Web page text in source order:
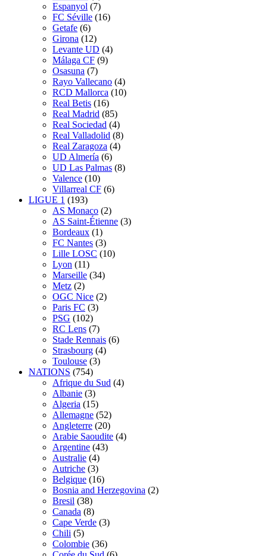
Espanyol (7)
FC Séville (16)
Getafe (6)
Girona (12)
Levante UD (4)
Málaga CF (9)
Osasuna (7)
Rayo Vallecano (4)
RCD Mallorca (10)
Real Betis (16)
Real Madrid (85)
Real Sociedad (4)
Real Valladolid (8)
Real Zaragoza (4)
UD Almería (6)
UD Las Palmas (8)
Valence (10)
Villarreal CF (6)
LIGUE 1 (193)
AS Monaco (2)
AS Saint-Étienne (3)
Bordeaux (1)
FC Nantes (3)
Lille LOSC (10)
Lyon (11)
Marseille (34)
Metz (2)
OGC Nice (2)
Paris FC (3)
PSG (102)
RC Lens (7)
Stade Rennais (6)
Strasbourg (4)
Toulouse (3)
NATIONS (754)
Afrique du Sud (4)
Albanie (3)
Algeria (15)
Allemagne (52)
Angleterre (20)
Arabie Saoudite (4)
Argentine (43)
Australie (4)
Autriche (3)
Belgique (16)
Bosnia and Herzegovina (2)
Bresil (38)
Canada (8)
Cape Verde (3)
Chili (5)
Colombie (36)